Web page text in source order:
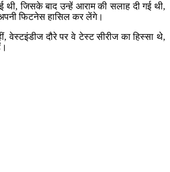
जिसके बाद उन्हें आराम की सलाह दी गई थी,
फिटनेस हासिल कर लेंगे।
वेस्टइंडीज दौरे पर वे टेस्ट सीरीज का हिस्सा थे,